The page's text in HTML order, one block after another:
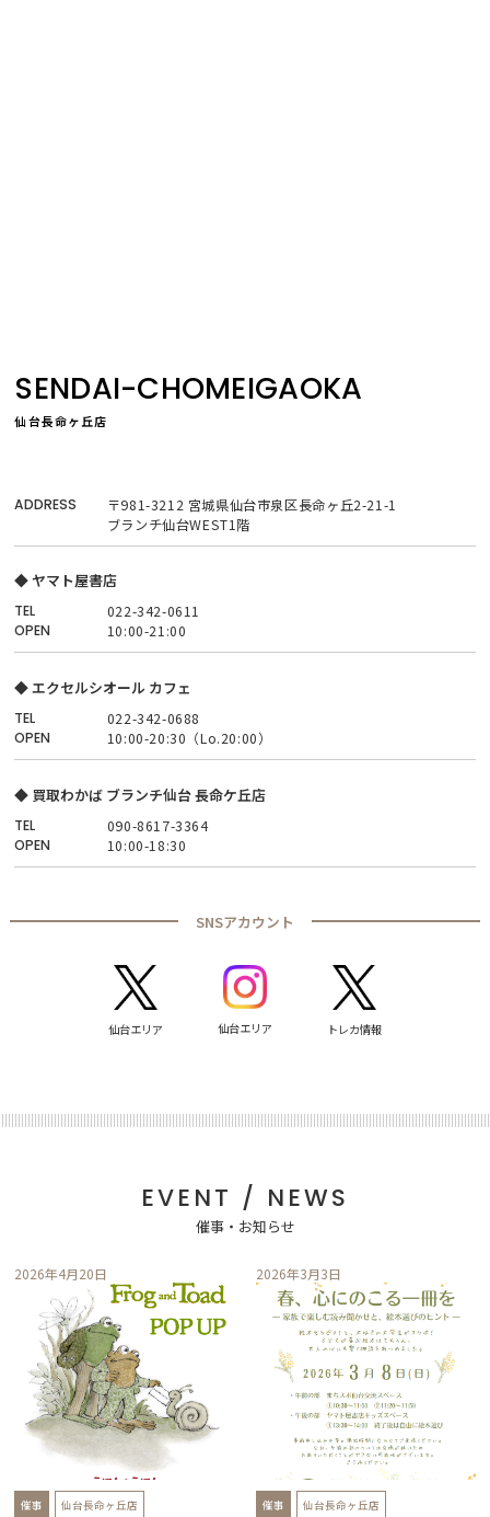
SENDAI-CHOMEIGAOKA
仙台長命ヶ丘店
ADDRESS
〒981-3212 宮城県仙台市泉区長命ヶ丘2-21-1
ブランチ仙台WEST1階
◆ ヤマト屋書店
TEL 022-342-0611
OPEN 10:00-21:00
◆ エクセルシオール カフェ
TEL 022-342-0688
OPEN 10:00-20:30（Lo.20:00）
◆ 買取わかば ブランチ仙台 長命ケ丘店
TEL 090-8617-3364
OPEN 10:00-18:30
SNSアカウント
仙台エリア 仙台エリア トレカ情報
EVENT / NEWS
催事・お知らせ
2026年4月20日
催事 仙台長命ヶ丘店
2026年3月3日
催事 仙台長命ヶ丘店